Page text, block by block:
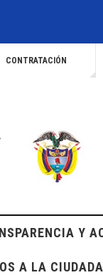
CONTRATACIÓN
Y
A LA